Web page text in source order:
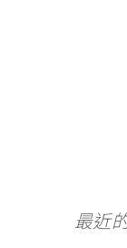
最近